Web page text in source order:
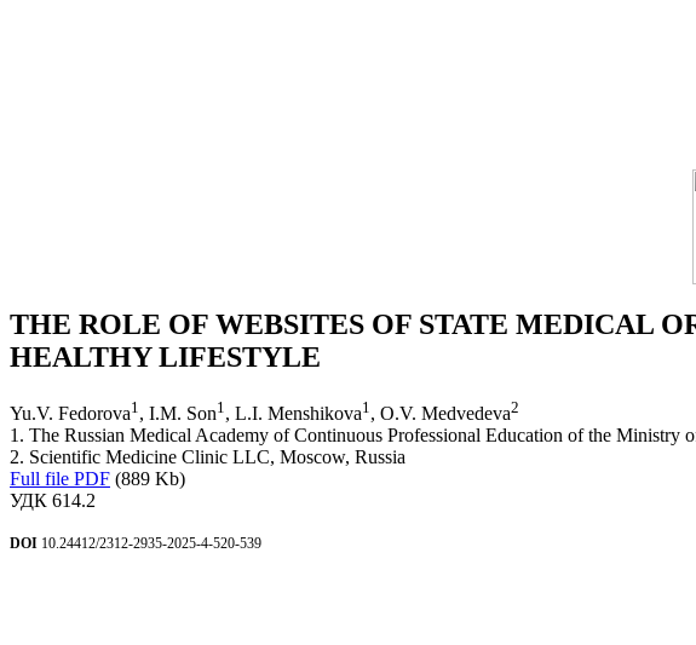
THE ROLE OF WEBSITES OF STATE MEDICAL
HEALTHY LIFESTYLE
Yu.V. Fedorova1 , I.M. Son1 , L.I. Menshikova1 , O.V. Medvedeva2
1. The Russian Medical Academy of Continuous Professional Education of the Ministry
2. Scientific Medicine Clinic LLC, Moscow, Russia
Full file PDF (889 Kb)
УДК 614.2
DOI 10.24412/2312-2935-2025-4-520-539